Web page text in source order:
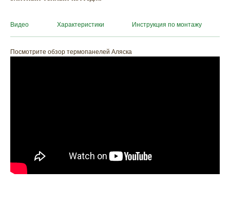
Видео Характеристики Инструкция по монтажу
Посмотрите обзор термопанелей Аляска
ПРИЦЕНИТЬСЯ?
Узнайте примерную
стоимость фасада